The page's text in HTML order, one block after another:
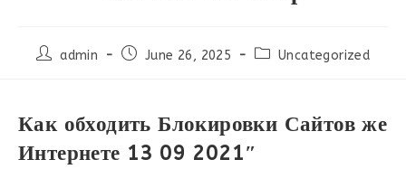
Postadmin
PostJune 26, 2025
PostUncategorized
Как обходить Блокировки Сайтов же
Интернете 13 09 2021″